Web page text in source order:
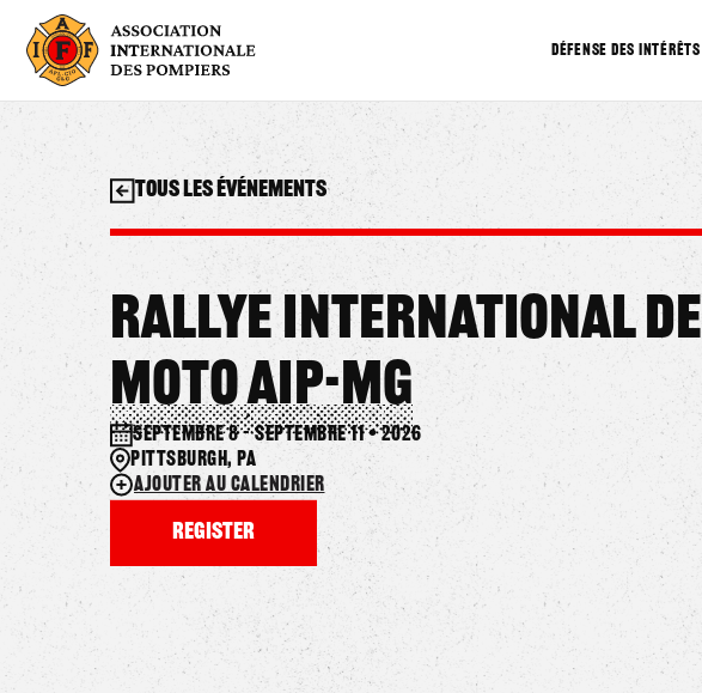
contenu
DÉFENSE DES INTÉRÊTS
Rallye international de
moto AIP-MG
septembre 8 – septembre 11 • 2026
Pittsburgh, PA
Ajouter au calendrier
Register
Tous les événements